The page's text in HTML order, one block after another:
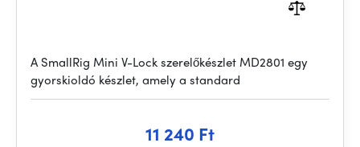
A SmallRig Mini V-Lock szerelőkészlet MD2801 egy
gyorskioldó készlet, amely a standard
11 240 Ft